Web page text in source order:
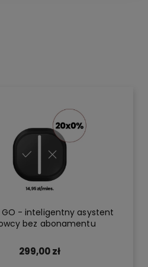
GO - inteligentny asystent
bez abonamentu
299,00 zł